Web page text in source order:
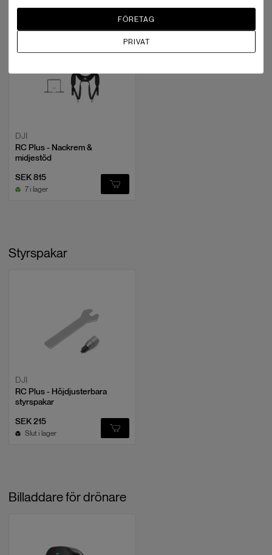
Nackrem
DJI
RC Plus - Nackrem &
midjestöd
SEK 815
7 i lager
Styrspakar
DJI
RC Plus - Höjdjusterbara
styrspakar
SEK 215
Slut i lager
Billaddare för drönare
FÖRETAG
PRIVAT